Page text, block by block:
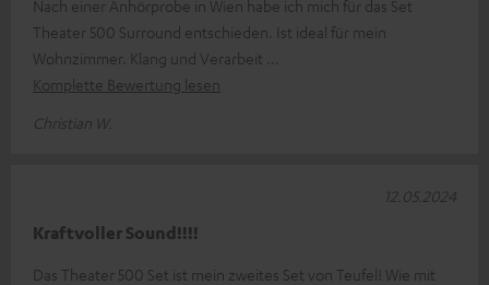
Nach einer Anhörprobe in Wien habe ich mich für das Set
Theater 500 Surround entschieden. Ist ideal für mein
Wohnzimmer. Klang und Verarbeit
Komplette Bewertung lesen
Christian W.
Kraftvoller Sound!!!!
Das Theater 500 Set ist mein zweites Set von Teufel! Wie mit
12.05.2024